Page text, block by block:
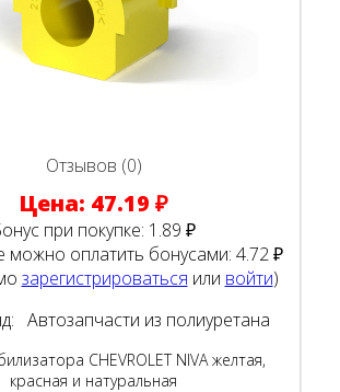
Отзывов (0)
Цена: 47.19 ₽
при покупке: 1.89 ₽
можно оплатить бонусами: 4.72 ₽
зарегистрироваться или войти)
Автозапчасти из полиуретана
CHEVROLET NIVA желтая,
красная и натуральная